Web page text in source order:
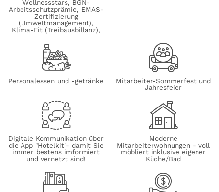
Wellnessstars, BGN-
Arbeitsschutzprämie, EMAS-
Zertifizierung
(Umweltmanagement),
Klima-Fit (Treibausbillanz),
Personalessen und -getränke
Mitarbeiter-Sommerfest und
Jahresfeier
Digitale Kommunikation über
die App "Hotelkit"- damit Sie
immer bestens imformiert
und vernetzt sind!
Moderne
Mitarbeiterwohnungen - voll
möbliert inklusive eigener
Küche/Bad